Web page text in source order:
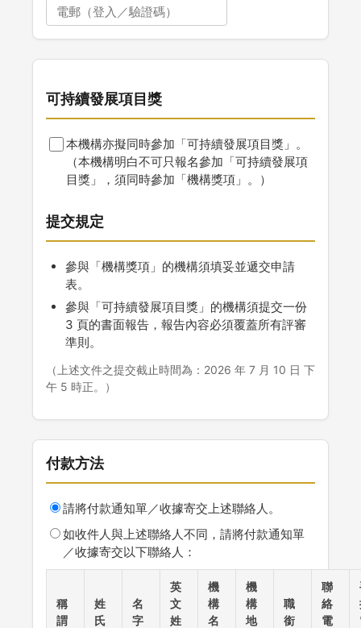
可持續發展項目獎
本機構亦擬同時參加「可持續發展項目獎」。
（本機構明白不可只報名參加「可持續發展項
目獎」，須同時參加「機構獎項」。）
提交規定
參與「機構獎項」的機構須填妥並遞交申請
表。
參與「可持續發展項目獎」的機構須提交一份
3 頁的書面報告，報告內容必須覆蓋所有評審
準則。
（上述文件之提交截止時間為：2026 年 7 月 10 日 下
午 5 時正。）
付款方法
請將付款通知單／收據寄交上述聯絡人。
如收件人與上述聯絡人不同，請將付款通知單
／收據寄交以下聯絡人：
稱
謂
姓
氏
名
字
英
文
姓
機
構
名
機
構
地
職
銜
聯
絡
電